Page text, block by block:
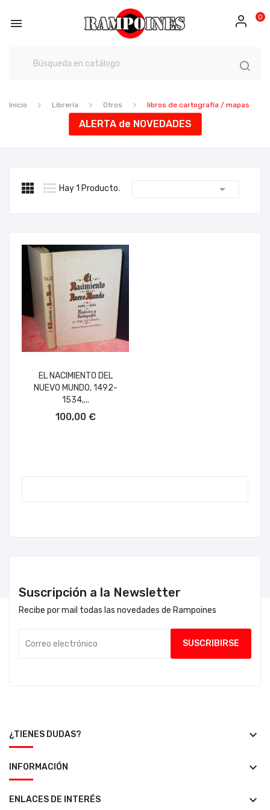
 0
Inicio Librería Otros libros de cartografía / mapas
ALERTA de NOVEDADES
Hay 1 Producto. 
EL NACIMIENTO DEL
NUEVO MUNDO, 1492-
1534,...
100,00 €
Suscripción a la Newsletter
Recibe por mail todas las novedades de Rampoines
¿TIENES DUDAS? keyboard_arrow_down
INFORMACIÓN keyboard_arrow_down
ENLACES DE INTERÉS keyboard_arrow_down